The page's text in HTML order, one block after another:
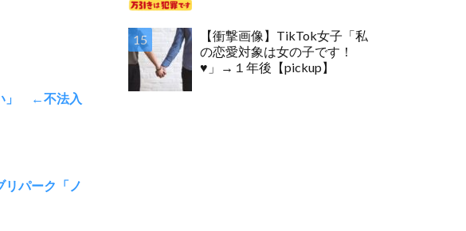
」 ←不法入
パーク「ノ
【衝撃画像】TikTok女子「私
の恋愛対象は女の子です！
♥」→１年後【pickup】